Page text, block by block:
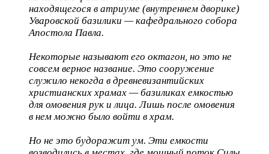
находящегося в атриуме (внутреннем дворике)
Уваровской базилики — кафедрального собора
Апостола Павла.
Некоторые называют его октагон, но это не
совсем верное название. Это сооружение
служило некогда в древневизантийских
христианских храмах — базиликах емкостью
для омовения рук и лица. Лишь после омовения
в нем можно было войти в храм.
Но не это будоражит ум. Эти емкости